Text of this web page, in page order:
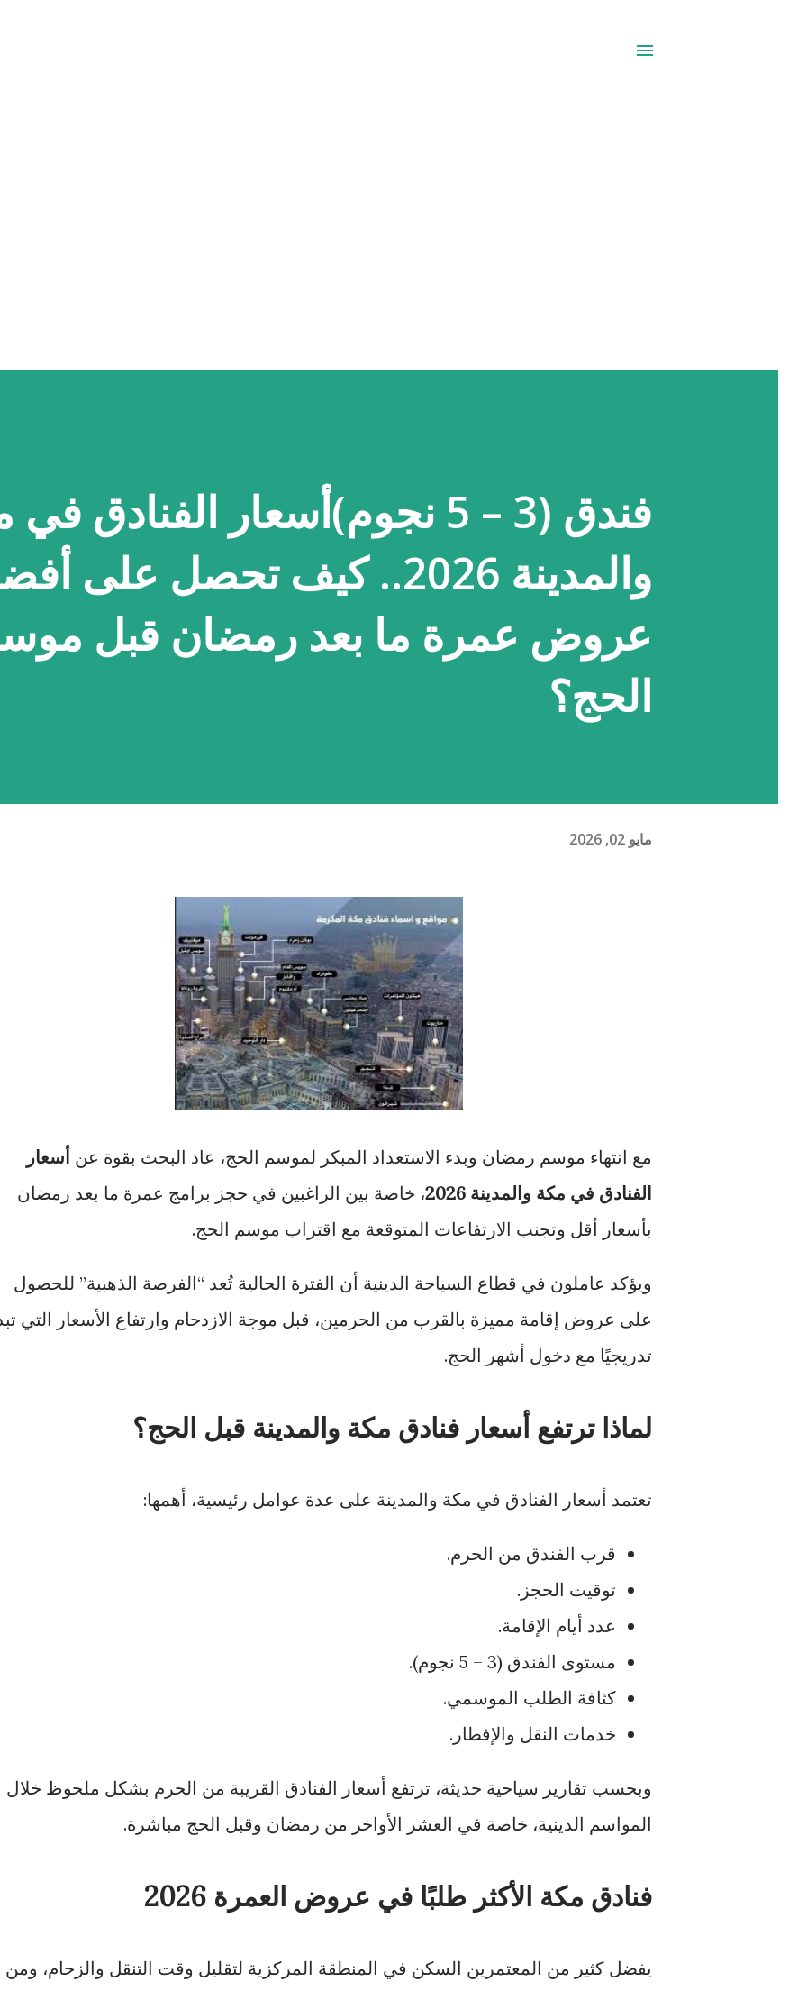
فندق (3 – 5 نجوم)أسعار الفنادق
والمدينة 2026.. كيف تحصل على
عروض عمرة ما بعد رمضان قبل
الحج؟
مايو 02, 2026
مع انتهاء موسم رمضان وبدء الاستعداد المبكر لموسم الحج، عاد البحث بقوة عن أسعار
الفنادق في مكة والمدينة 2026
، خاصة بين الراغبين في حجز برامج عمرة ما بعد رمضان
بأسعار أقل وتجنب الارتفاعات المتوقعة مع اقتراب موسم الحج.
ويؤكد عاملون في قطاع السياحة الدينية أن الفترة الحالية تُعد “الفرصة الذهبية” للحصول
على عروض إقامة مميزة بالقرب من الحرمين، قبل موجة الازدحام وارتفاع الأسعار التي
تدريجيًا مع دخول أشهر الحج.
لماذا ترتفع أسعار فنادق مكة والمدينة قبل الحج؟
تعتمد أسعار الفنادق في مكة والمدينة على عدة عوامل رئيسية، أهمها:
قرب الفندق من الحرم.
توقيت الحجز.
عدد أيام الإقامة.
مستوى الفندق (3 – 5 نجوم).
كثافة الطلب الموسمي.
خدمات النقل والإفطار.
وبحسب تقارير سياحية حديثة، ترتفع أسعار الفنادق القريبة من الحرم بشكل ملحوظ خلال
المواسم الدينية، خاصة في العشر الأواخر من رمضان وقبل الحج مباشرة.
فنادق مكة الأكثر طلبًا في عروض العمرة 2026
يفضل كثير من المعتمرين السكن في المنطقة المركزية لتقليل وقت التنقل والزحام، ومن